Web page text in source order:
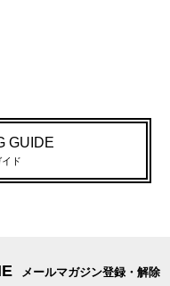
GUIDE
イド
メールマガジン登録・解除